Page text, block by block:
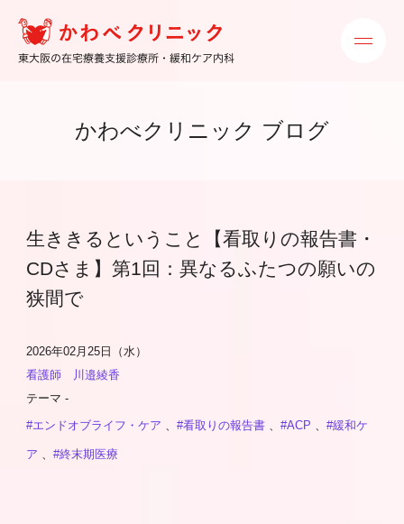
かわべクリニック ブログ
生ききるということ【看取りの報告書・
CDさま】第1回：異なるふたつの願いの
狭間で
2026年02月25日（水）
看護師 川邉綾香
テーマ -
#エンドオブライフ・ケア 、 #看取りの報告書 、 #ACP 、 #緩和ケ
ア 、 #終末期医療